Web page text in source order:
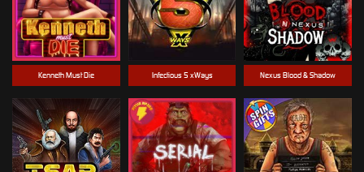
Nexus Blood & Shadow
Kenneth Must Die Infectious 5 xWays